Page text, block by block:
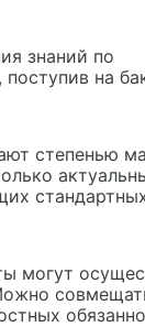
знаний по
на
степенью
могут